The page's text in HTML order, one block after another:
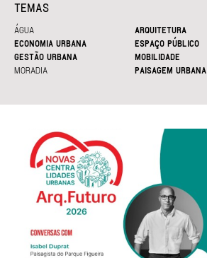
TEMAS
ÁGUA
ARQUITETURA
ECONOMIA URBANA
ESPAÇO PÚBLICO
GESTÃO URBANA
MOBILIDADE
MORADIA
PAISAGEM URBANA